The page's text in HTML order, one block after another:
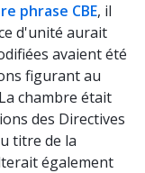
phrase CBE, il
d'unité aurait
avaient été
figurant au
chambre était
des Directives
titre de la
également